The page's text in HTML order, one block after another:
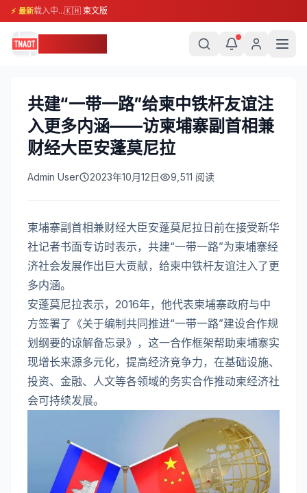
⚡ 最新载入中...🇰🇭 柬文版
共建“一带一路”给柬中铁杆友谊注
入更多内涵——访柬埔寨副首相兼
财经大臣安蓬莫尼拉
Admin User 2023年10月12日 9,511 阅读
柬埔寨副首相兼财经大臣安蓬莫尼拉日前在接受新华
社记者书面专访时表示，共建“一带一路”为柬埔寨经
济社会发展作出巨大贡献，给柬中铁杆友谊注入了更
多内涵。
安蓬莫尼拉表示，2016年，他代表柬埔寨政府与中
方签署了《关于编制共同推进“一带一路”建设合作规
划纲要的谅解备忘录》，这一合作框架帮助柬埔寨实
现增长来源多元化，提高经济竞争力，在基础设施、
投资、金融、人文等各领域的务实合作推动柬经济社
会可持续发展。